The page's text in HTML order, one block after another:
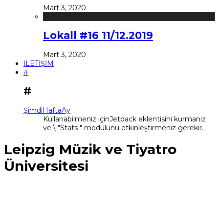
Mart 3, 2020
Lokall #16 11/12.2019
Mart 3, 2020
İLETİŞİM
#
#
ŞimdiHaftaAy
Kullanabilmeniz içinJetpack eklentisini kurmanız
ve \ "Stats " modülünü etkinleştirmeniz gerekir.
Leipzig Müzik ve Tiyatro
Üniversitesi